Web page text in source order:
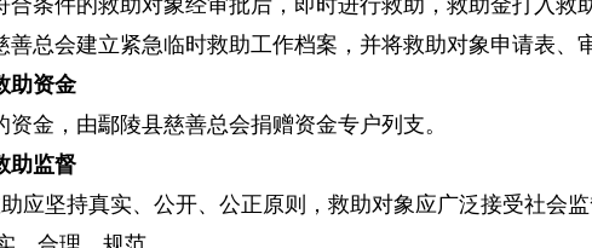
合条件的救助对象经审批后，即时进行救助，救助金打入救
善总会建立紧急临时救助工作档案，并将救助对象申请表、
助资金
资金，由鄢陵县慈善总会捐赠资金专户列支。
助监督
应坚持真实、公开、公正原则，救助对象应广泛接受社会